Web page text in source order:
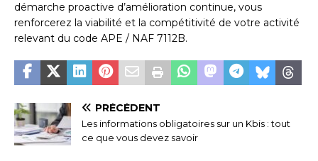
démarche proactive d’amélioration continue, vous
renforcerez la viabilité et la compétitivité de votre activité
relevant du code APE / NAF 7112B.
PRÉCÉDENT
Les informations obligatoires sur un Kbis : tout
ce que vous devez savoir